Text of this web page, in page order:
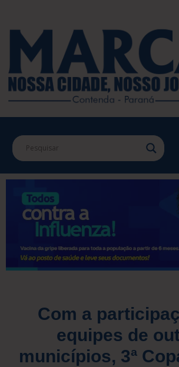
Com a
equipes de
municípios, 3ª